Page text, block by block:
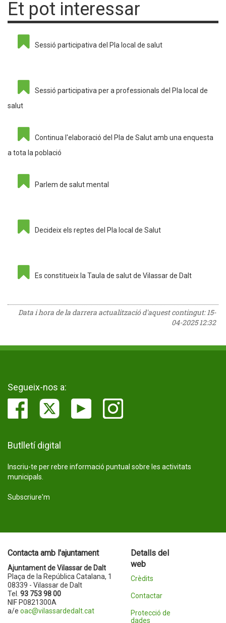
Et pot interessar
Sessió participativa del Pla local de salut
Sessió participativa per a professionals del Pla local de
salut
Continua l'elaboració del Pla de Salut amb una enquesta
a tota la població
Parlem de salut mental
Decideix els reptes del Pla local de Salut
Es constitueix la Taula de salut de Vilassar de Dalt
Data i hora de la darrera actualització d'aquest contingut:15-
04-2025 12:32
Segueix-nos a:
Butlletí digital
Inscriu-te per rebre informació puntual sobre les activitats
municipals.
Subscriure'm
Contacta amb l'ajuntament
Ajuntament de Vilassar de Dalt
Plaça de la República Catalana, 1
08339 - Vilassar de Dalt
Tel. 93 753 98 00
NIF P0821300A
a/e oac@vilassardedalt.cat
Detalls del
web
Crèdits
Contactar
Protecció de
dades